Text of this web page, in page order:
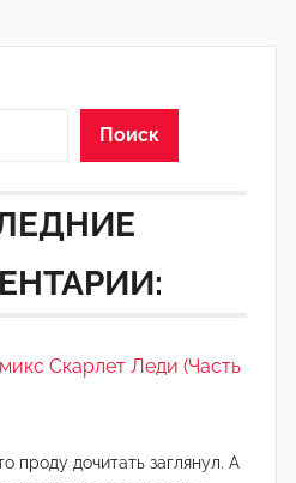
Поиск
Скарлет Леди (Часть
проду дочитать заглянул. А